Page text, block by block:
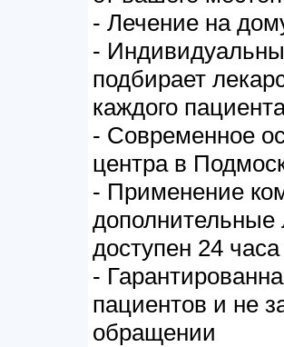
- Лечение на
-
подбирает
каждого
- Современное
центра в
- Применение
дополнительные
доступен 24
-
пациентов и не
обращении